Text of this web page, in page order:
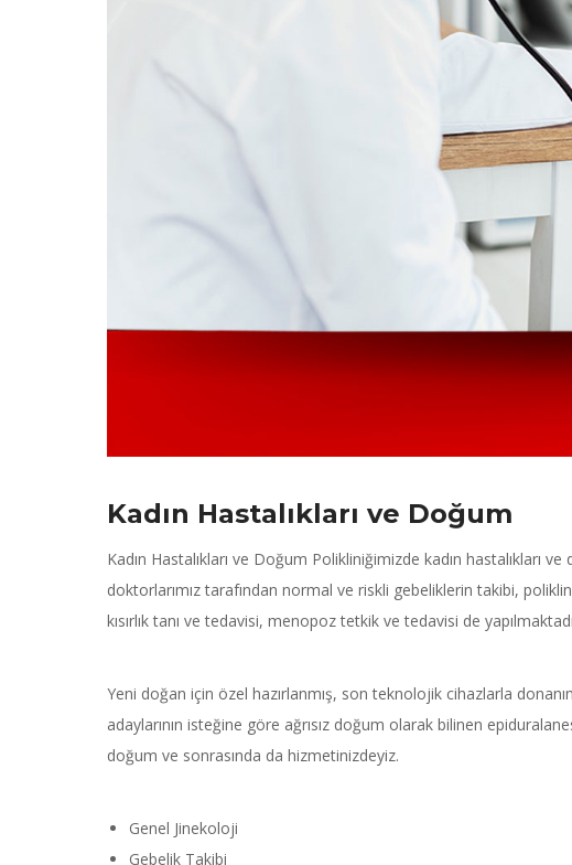
Kadın Hastalıkları ve Doğum
Kadın Hastalıkları ve Doğum Polikliniğimizde kadın hastalıkları
doktorlarımız tarafından normal ve riskli gebeliklerin takibi,
kısırlık tanı ve tedavisi, menopoz tetkik ve tedavisi de
Yeni doğan için özel hazırlanmış, son teknolojik cihazlarla
adaylarının isteğine göre ağrısız doğum olarak bilinen
doğum ve sonrasında da hizmetinizdeyiz.
Genel Jinekoloji
Gebelik Takibi